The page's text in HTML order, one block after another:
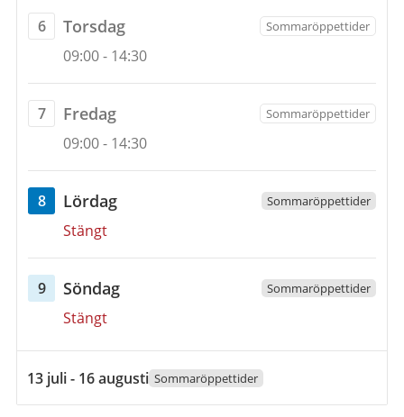
6
torsdag
6
2026
Torsdag Sommaröppettider
Öppettider
09:00- 14:30
7
fredag
7
2026
Fredag Sommaröppettider
Öppettider
09:00- 14:30
8
lördag
8
2026
Lördag Sommaröppettider
Öppettider
Stängt
9
söndag
9
Söndag Sommaröppettider
Öppettider
Stängt
13
juli
13 juli - 16 augusti Sommaröppettider